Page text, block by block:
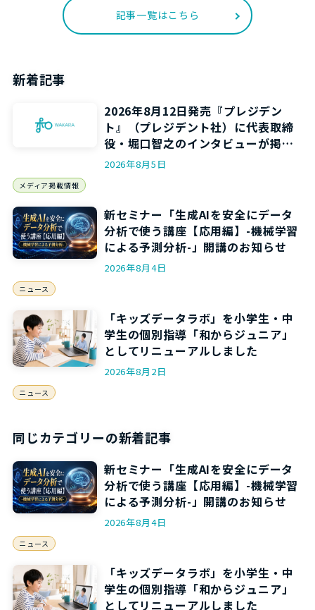
記事一覧はこちら
新着記事
2026年8月12日発売『プレジデン
ト』（プレジデント社）に代表取締
役・堀口智之のインタビューが掲載
されます
2026年8月5日
メディア掲載情報
新セミナー「生成AIを安全にデータ
分析で使う講座【応用編】-機械学習
による予測分析-」開講のお知らせ
2026年8月4日
ニュース
「キッズデータラボ」を小学生・中
学生の個別指導「和からジュニア」
としてリニューアルしました
2026年8月2日
ニュース
同じカテゴリーの新着記事
新セミナー「生成AIを安全にデータ
分析で使う講座【応用編】-機械学習
による予測分析-」開講のお知らせ
2026年8月4日
ニュース
「キッズデータラボ」を小学生・中
学生の個別指導「和からジュニア」
としてリニューアルしました